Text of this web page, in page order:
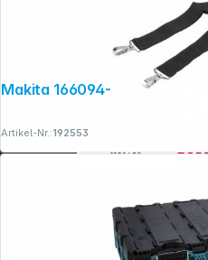
Makita 166094-6 Schultergurt
Artikel-Nr.:192553